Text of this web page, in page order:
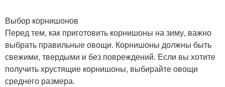
Выбор корнишонов
Перед тем, как приготовить корнишоны на зиму, важно
выбрать правильные овощи. Корнишоны должны быть
свежими, твердыми и без повреждений. Если вы хотите
получить хрустящие корнишоны, выбирайте овощи
среднего размера.